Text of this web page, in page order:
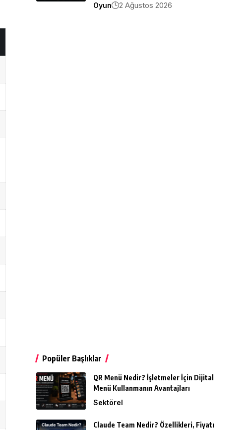
Oyun
2 Ağustos 2026
Popüler Başlıklar
QR Menü Nedir? İşletmeler İçin Dijital
Menü Kullanmanın Avantajları
Sektörel
Claude Team Nedir? Özellikleri, Fiyatı